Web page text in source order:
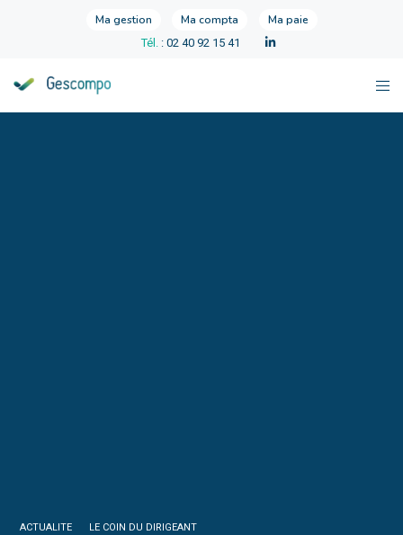
Ma gestion Ma compta Ma paie
Tél. : 02 40 92 15 41
ACTUALITE LE COIN DU DIRIGEANT